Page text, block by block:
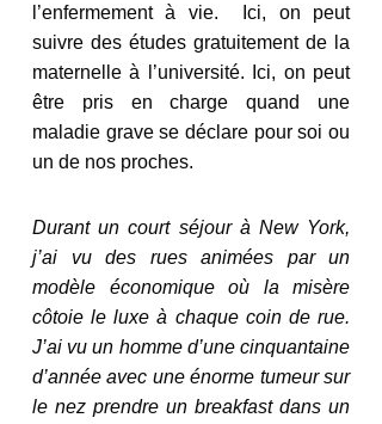
l’enfermement à vie.  Ici, on peut
suivre des études gratuitement de la
maternelle à l’université. Ici, on peut
être pris en charge quand une
maladie grave se déclare pour soi ou
un de nos proches.
Durant un court séjour à New York,
j’ai vu des rues animées par un
modèle économique où la misère
côtoie le luxe à chaque coin de rue.
J’ai vu un homme d’une cinquantaine
d’année avec une énorme tumeur sur
le nez prendre un breakfast dans un